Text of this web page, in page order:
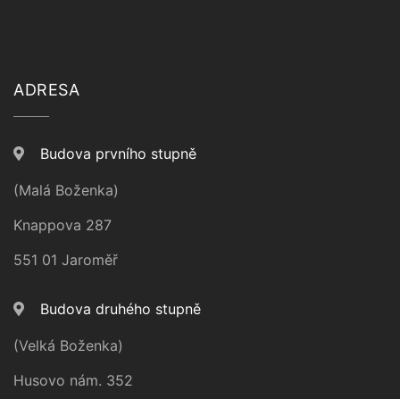
ADRESA
Budova prvního stupně
(Malá Boženka)
Knappova 287
551 01 Jaroměř
Budova druhého stupně
(Velká Boženka)
Husovo nám. 352